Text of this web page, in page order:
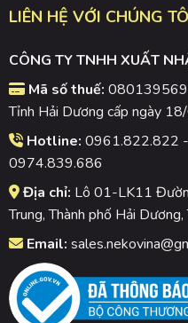
LIÊN HỆ VỚI CHÚNG
CÔNG TY TNHH XUẤT
Mã số thuế:
Tỉnh Hải Dương cấp ngày
Hotline: 0961.822.822
0974.839.686
Địa chỉ: Lô 01-LK11
Trung, Thành phố Hải
Email: